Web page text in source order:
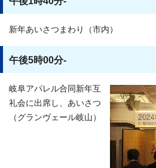
新年あいさつまわり（市内）
午後5時00分-
岐阜アパレル合同新年互
礼会に出席し、あいさつ
（グランヴェール岐山）